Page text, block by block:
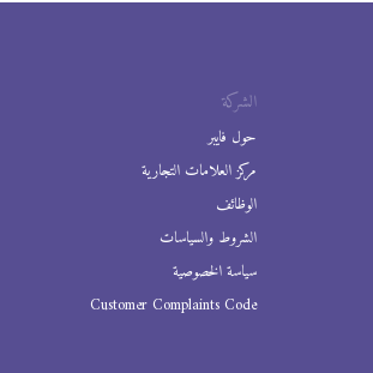
الشركة
حول فايبر
مركز العلامات التجارية
الوظائف
الشروط والسياسات
سياسة الخصوصية
Customer Complaints Code